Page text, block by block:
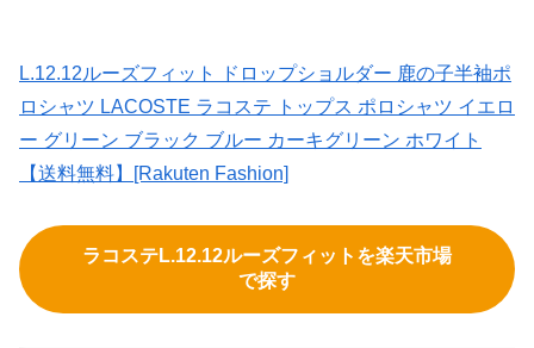
L.12.12ルーズフィット ドロップショルダー 鹿の子半袖ポ
ロシャツ LACOSTE ラコステ トップス ポロシャツ イエロ
ー グリーン ブラック ブルー カーキグリーン ホワイト
【送料無料】[Rakuten Fashion]
ラコステL.12.12ルーズフィットを楽天市場
で探す